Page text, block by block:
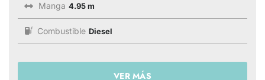
Manga 4.95 m
Combustible Diesel
VER MÁS